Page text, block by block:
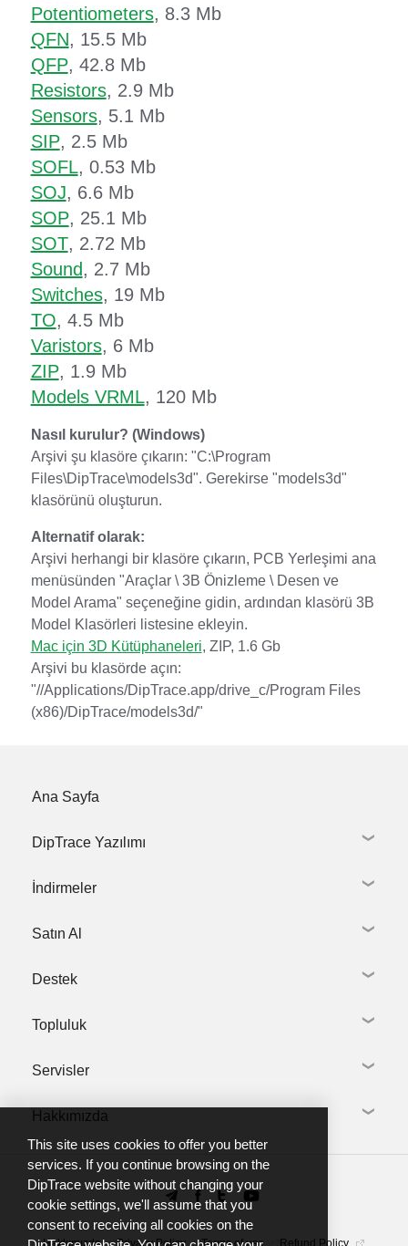
This site uses cookies to offer you better
services. If you continue browsing on the
DipTrace website without changing your
cookie settings, we'll assume that you
consent to receiving all cookies on the
Potentiometers, 8.3 Mb
QFN, 15.5 Mb
QFP, 42.8 Mb
Resistors, 2.9 Mb
Sensors, 5.1 Mb
SIP, 2.5 Mb
SOFL, 0.53 Mb
SOJ, 6.6 Mb
SOP, 25.1 Mb
SOT, 2.72 Mb
Sound , 2.7 Mb
Switches, 19 Mb
TO, 4.5 Mb
Varistors, 6 Mb
ZIP, 1.9 Mb
Models VRML, 120 Mb
Nasıl kurulur? (Windows)
Arşivi şu klasöre çıkarın: "C:\Program
Files\DipTrace\models3d". Gerekirse "models3d"
klasörünü oluşturun.
Alternatif olarak:
Arşivi herhangi bir klasöre çıkarın, PCB Yerleşimi ana
menüsünden "Araçlar \ 3B Önizleme \ Desen ve
Model Arama" seçeneğine gidin, ardından klasörü 3B
Model Klasörleri listesine ekleyin.
Mac için 3D Kütüphaneleri, ZIP, 1.6 Gb
Arşivi bu klasörde açın:
"//Applications/DipTrace.app/drive_c/Program Files
(x86)/DipTrace/models3d/"
Ana Sayfa
DipTrace Yazılımı
Şematik Çizim
Kütüphane Oluşturma
Tanıtım Videoları
İndirmeler
DipTrace'i İndir
Dil Paketleri
İlgili Ürün Linkleri
Satın Al
Online Satış
Akademik Lisans
Yerel Bayiler
Destek
Destek İste
Kurulum Rehberi
Kullanım Kılavuzları & Belgeler
Eğitimler
FAQ
Topluluk
DipTrace forum
Telegram group
YouTube channel
Servisler
Kütüphane Oluşturma
PCB Üretim
Hakkımızda
Biz Kimiz
Haberler
İletişim
Hakkımızda Privacy Policy Terms of use Refund Policy